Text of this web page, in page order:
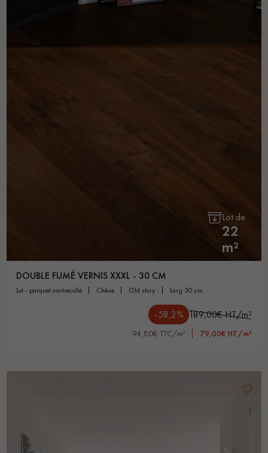
Lot de
22
m²
DOUBLE FUMÉ VERNIS XXXL - 30 CM
lot - parquet contrecollé chêne old story larg 30 cm
-58,2% 189,00€ HT/m²
94,80€ TTC/m² 79,00€ HT/m²